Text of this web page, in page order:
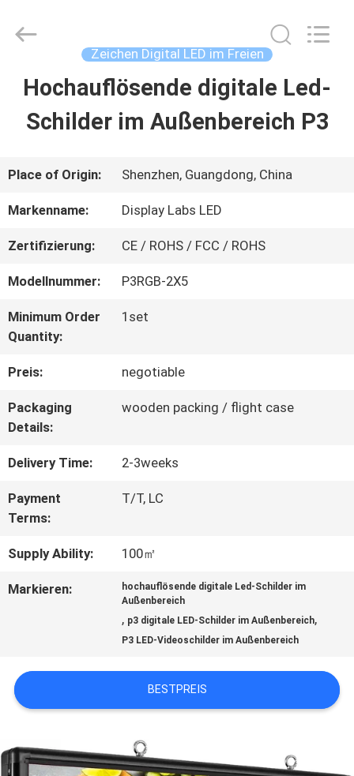
HAUS
VR
SHOW
ÜBER
UNS
FABRIK-
AUSFLUG
QUALITÄTSKONTROLLE
SIE
MIT
IN
VERBINDUNG
NACHRICHTEN
Labs
Zeichen Digital LED im Freien
Hochauflösende digitale Led-
Schilder im Außenbereich P3
Place of Origin: Shenzhen, Guangdong, China
Markenname: Display Labs LED
Zertifizierung: CE / ROHS / FCC / ROHS
Modellnummer: P3RGB-2X5
Minimum Order
Quantity:
1set
Preis: negotiable
Packaging
Details:
wooden packing / flight case
Delivery Time: 2-3weeks
Payment
Terms:
T/T, LC
Supply Ability: 100㎡
Markieren:
hochauflösende digitale Led-Schilder im
Außenbereich
, p3 digitale LED-Schilder im Außenbereich,
P3 LED-Videoschilder im Außenbereich
BESTPREIS